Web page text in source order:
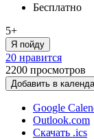
Бесплатно
5+
Я пойду
20 нравится
2200 просмотров
Добавить в
Google
Outlook.com
Скачать .ics